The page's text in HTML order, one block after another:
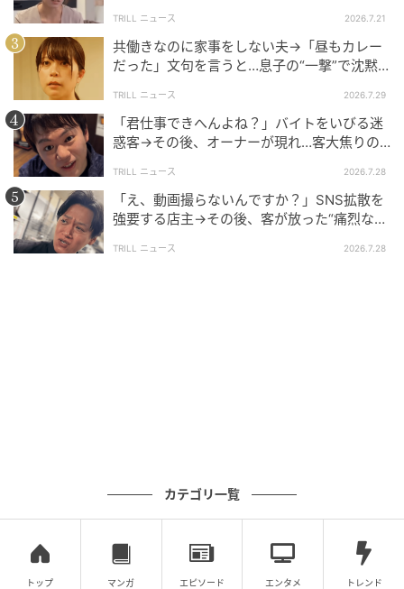
義母の言葉に夫が続きます。
TRILL ニュース 2026.7.21
共働きなのに家事をしない夫→「昼もカレー
だった」文句を言うと…息子の“一撃”で沈黙
TRILL ニュース 2026.7.29
「君仕事できへんよね？」バイトをいびる迷
惑客→その後、オーナーが現れ…客大焦りの
TRILL ニュース 2026.7.28
「え、動画撮らないんですか？」SNS拡散を
強要する店主→その後、客が放った“痛烈な一
TRILL ニュース 2026.7.28
カテゴリ一覧
トップ マンガ エピソード エンタメ トレンド